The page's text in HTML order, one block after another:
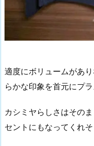
適度にボリュームがあ
らかな印象を首元にプラ
カシミヤらしさはその
セントにもなってくれそ